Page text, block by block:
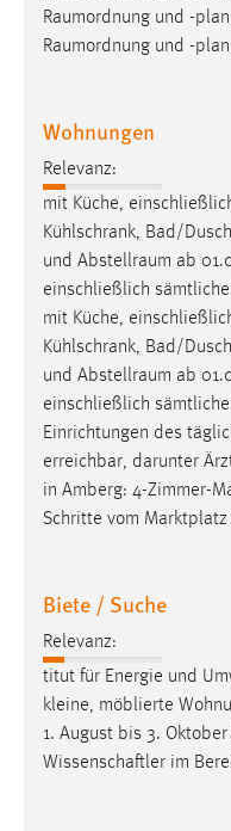
Raumordnung und -
Raumordnung und -
Wohnungen
Relevanz:
mit Küche,
Kühlschrank, Bad/
und Abstellraum ab
einschließlich
mit Küche,
Kühlschrank, Bad/
und Abstellraum ab
einschließlich
Einrichtungen des
erreichbar, darunter
in Amberg: 4-Zimmer-
Schritte vom
Biete / Suche
Relevanz:
titut für Energie und
kleine, möblierte
1. August bis 3.
Wissenschaftler im
Zweck:
Wird benötigt um die
5e9dbeb1811c0446
Jahre, MIBEW_UserID
Login
Name:
fe_user, be_user,
Zweck:
Dieser Cookie ist
einloggen zu können.
Cookie Laufzeit:
24 Stunden
Statistik Cookies
Diese Informationen
unsere Besucher
Matomo
Name: